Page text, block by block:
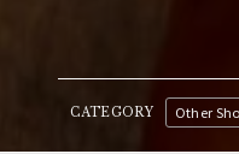
CATEGORY Other